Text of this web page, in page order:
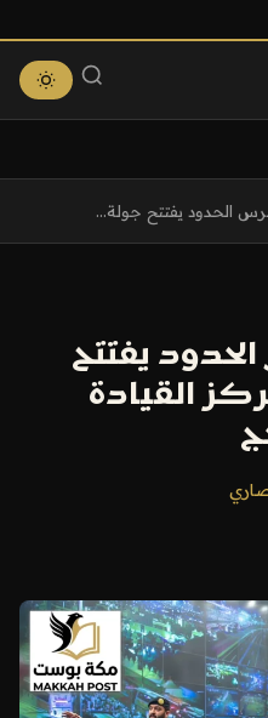
الحدود يفتتح جولة...
يفتتح
القيادة